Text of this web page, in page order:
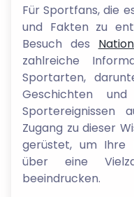
Für Sportfans, die
und Fakten zu
Besuch des
zahlreiche
Sportarten,
Geschichten
Zugang zu dieser
gerüstet, um Ihre
über eine
beeindrucken.